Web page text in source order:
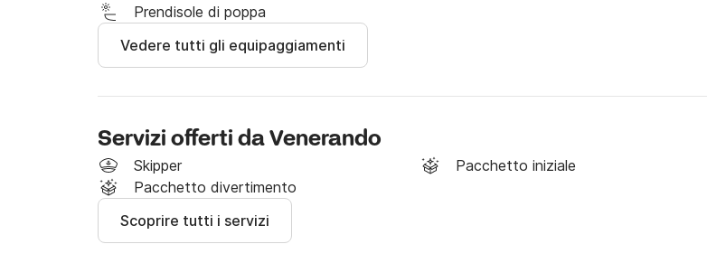
È possibile richiedere uno skipper a bordo al prezzo di 80€ per la mezza giornata e 100€ per
Prendisole di poppa
Vedere tutti gli equipaggiamenti
Servizi offerti da Venerando
Skipper
Pacchetto iniziale
Pacchetto divertimento
Scoprire tutti i servizi